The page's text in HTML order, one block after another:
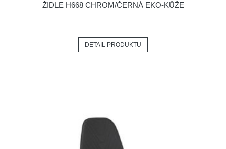
ŽIDLE H668 CHROM/ČERNÁ EKO-KŮŽE
DETAIL PRODUKTU